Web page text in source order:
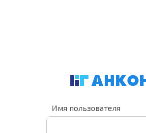
Имя пользователя